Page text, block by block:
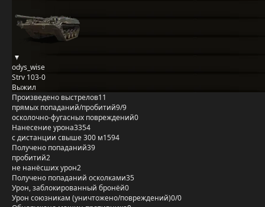
odys_wise
Strv 103-0
Выжил
Произведено выстрелов11
прямых попаданий/пробитий9/9
осколочно-фугасных повреждений0
Нанесение урона3354
с дистанции свыше 300 м1594
Получено попаданий39
пробитий2
не нанёсших урон2
Получено попаданий осколками35
Урон, заблокированный бронёй0
Урон союзникам (уничтожено/повреждений)0/0